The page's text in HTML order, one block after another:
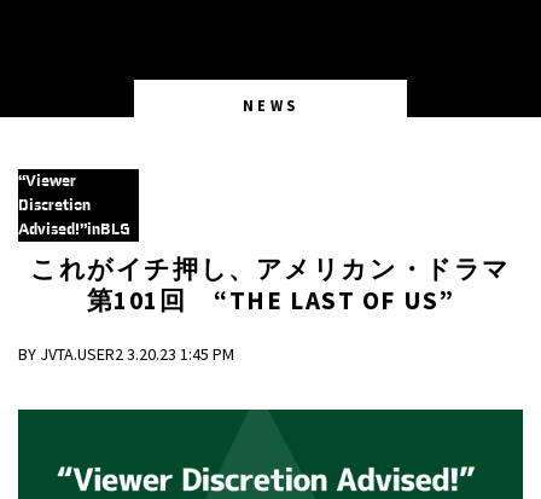
NEWS
“Viewer
Discretion
Advised!”inBLG
これがイチ押し、アメリカン・ドラマ
第101回 “THE LAST OF US”
BY JVTA.USER2 3.20.23 1:45 PM